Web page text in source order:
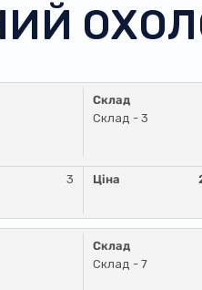
Склад
Склад - 3
3 Ціна
Склад
Склад - 7